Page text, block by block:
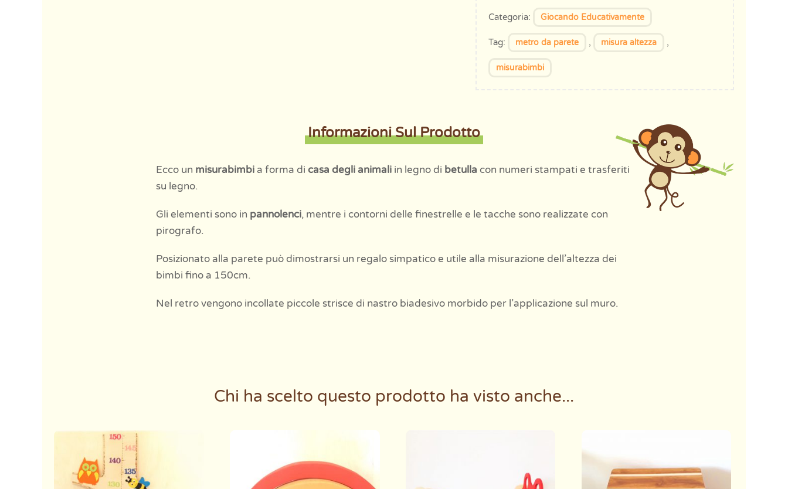
prodotto
Categoria: Giocando Educativamente
Tag: metro da parete , misura altezza ,
misurabimbi
Informazioni Sul Prodotto
Ecco un misurabimbia forma di casa degli animali in legno di betulla con numeri stampati e trasferiti
su legno.
Gli elementi sono in pannolenci, mentre i contorni delle finestrelle e le tacche sono realizzate con
pirografo.
Posizionato alla parete può dimostrarsi un regalo simpatico e utile alla misurazione dell’altezza dei
bimbi fino a 150cm.
Nel retro vengono incollate piccole strisce di nastro biadesivo morbido per l’applicazione sul muro.
Chi ha scelto questo prodotto ha visto anche...